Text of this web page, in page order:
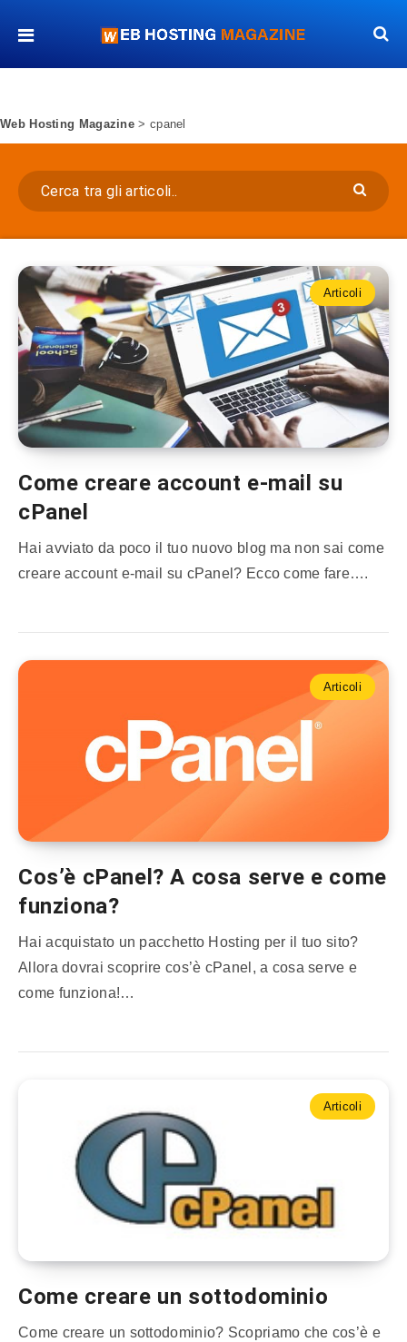
Web Hosting Magazine > cpanel
Articoli
Come creare account e-mail su
cPanel
Hai avviato da poco il tuo nuovo blog ma non sai come
creare account e-mail su cPanel? Ecco come fare….
Articoli
Cos’è cPanel? A cosa serve e come
funziona?
Hai acquistato un pacchetto Hosting per il tuo sito?
Allora dovrai scoprire cos’è cPanel, a cosa serve e
come funziona!…
Articoli
Come creare un sottodominio
Come creare un sottodominio? Scopriamo che cos’è e